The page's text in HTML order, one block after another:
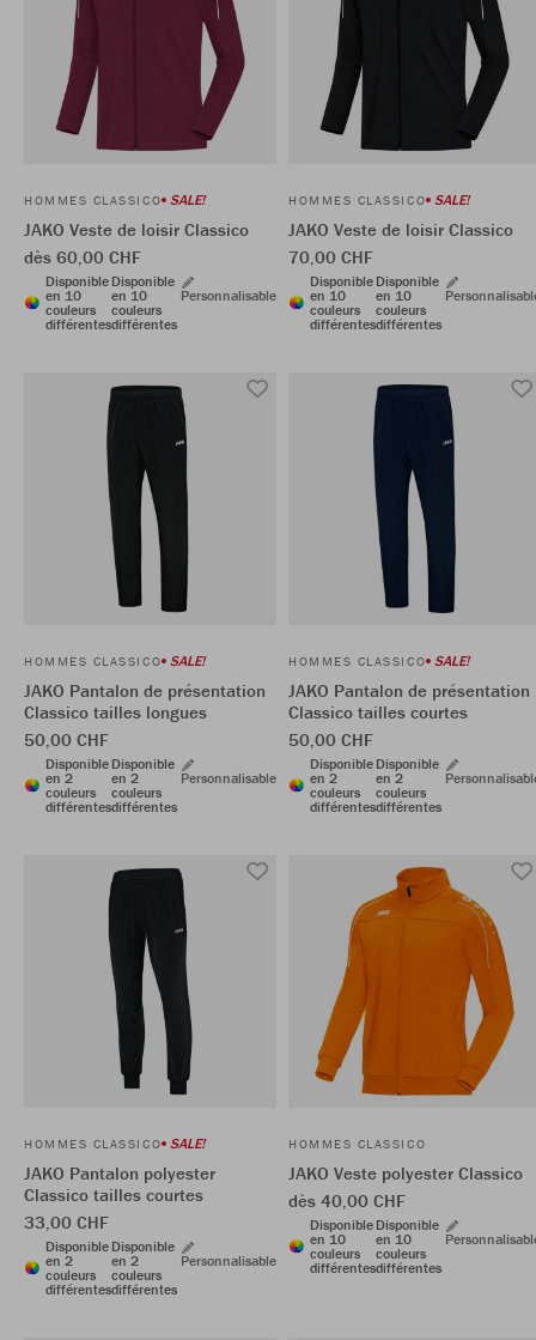
HOMMES CLASSICO SALE!
JAKO Veste de loisir Classico
dès 60,00 CHF
Disponible
en 10
couleurs
différentes
Disponible
en 10
couleurs
différentes
Personnalisable
HOMMES CLASSICO SALE!
JAKO Veste de loisir Classico
70,00 CHF
Disponible
en 10
couleurs
différentes
Disponible
en 10
couleurs
différentes
HOMMES CLASSICO SALE!
JAKO Pantalon de présentation
Classico tailles longues
50,00 CHF
Disponible
en 2
couleurs
différentes
Disponible
en 2
couleurs
différentes
Personnalisable
HOMMES CLASSICO SALE!
JAKO Pantalon de présentation
Classico tailles courtes
50,00 CHF
Disponible
en 2
couleurs
différentes
Disponible
en 2
couleurs
différentes
HOMMES CLASSICO SALE!
JAKO Pantalon polyester
Classico tailles courtes
33,00 CHF
Disponible
en 2
couleurs
différentes
Disponible
en 2
couleurs
différentes
Personnalisable
HOMMES CLASSICO
JAKO Veste polyester Classico
dès 40,00 CHF
Disponible
en 10
couleurs
différentes
Disponible
en 10
couleurs
différentes